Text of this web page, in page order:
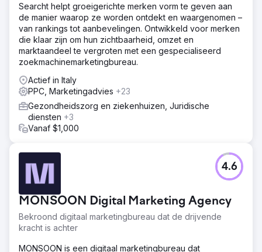
Searcht helpt groeigerichte merken vorm te geven aan
de manier waarop ze worden ontdekt en waargenomen –
van rankings tot aanbevelingen. Ontwikkeld voor merken
die klaar zijn om hun zichtbaarheid, omzet en
marktaandeel te vergroten met een gespecialiseerd
zoekmachinemarketingbureau.
Actief in Italy
PPC, Marketingadvies +23
Gezondheidszorg en ziekenhuizen, Juridische
diensten +3
Vanaf $1,000
MONSOON Digital Marketing Agency
Bekroond digitaal marketingbureau dat de drijvende
kracht is achter
4.6
MONSOON is een digitaal marketingbureau dat